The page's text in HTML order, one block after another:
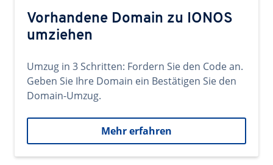
Vorhandene Domain zu IONOS
umziehen
Umzug in 3 Schritten: Fordern Sie den Code an.
Geben Sie Ihre Domain ein Bestätigen Sie den
Domain-Umzug.
Mehr erfahren